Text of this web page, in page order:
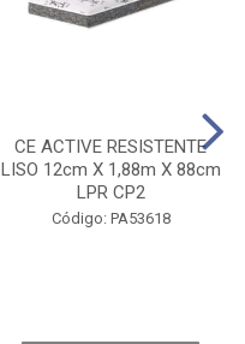
CE ACTIVE RESISTENTE
LISO 12cm X 1,88m X 88cm
LPR CP2
Código: PA53618